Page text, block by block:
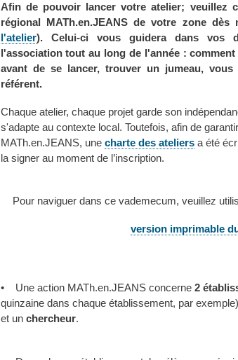
Afin de pouvoir lancer votre atelier; veuillez
régional MATh.en.JEANS de votre zone
l'atelier). Celui-ci vous guidera dans vos
l'association tout au long de l'année :
avant de se lancer, trouver un jumeau,
référent.
Chaque atelier, chaque projet garde son
s'adapte au contexte local. Toutefois, afin de
MATh.en.JEANS, une charte des ateliersa été
la signer au moment de l’inscription.
Pour naviguer dans ce vademecum, veuillez
version imprimable
• Une action MATh.en.JEANS concerne 2
quinzaine dans chaque établissement, par
et un chercheur.